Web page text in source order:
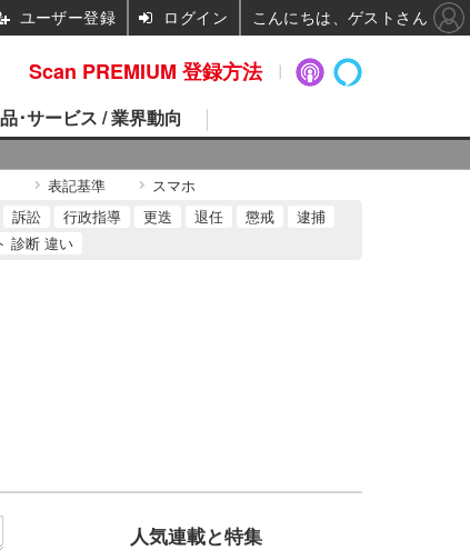
･サービス / 業界動向
表記基準 スマホ
訴訟 行政指導 更迭 退任 懲戒
逮捕
診断 違い
人気連載と特集
Scan PREMIUM 登録方法
ユーザー登録 ログイン こんにちは、ゲストさん